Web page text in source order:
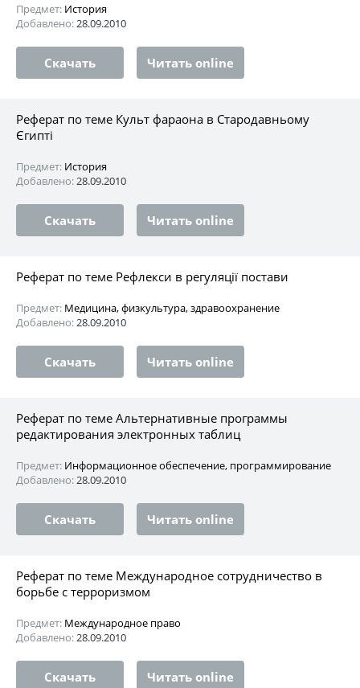
Предмет: История
Добавлено:28.09.2010
Скачать Читать online
Реферат по теме Культ фараона в Стародавньому
Єгипті
Предмет: История
Добавлено:28.09.2010
Скачать Читать online
Реферат по теме Рефлекси в регуляції постави
Предмет: Медицина, физкультура, здравоохранение
Добавлено:28.09.2010
Скачать Читать online
Реферат по теме Альтернативные программы
редактирования электронных таблиц
Предмет: Информационное обеспечение, программирование
Добавлено:28.09.2010
Скачать Читать online
Реферат по теме Международное сотрудничество в
борьбе с терроризмом
Предмет: Международное право
Добавлено:28.09.2010
Скачать Читать online